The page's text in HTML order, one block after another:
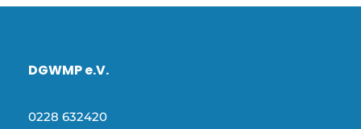
DGWMP e.V.
0228 632420